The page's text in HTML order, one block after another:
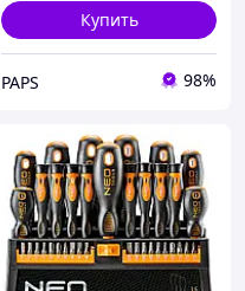
Купить
PAPS 98%